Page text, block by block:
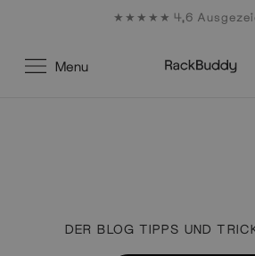
★★★★★ 4,6
Menu
DER BLOG TIPPS UND